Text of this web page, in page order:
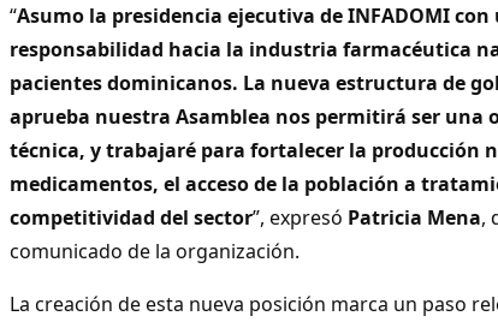
“Asumo la presidencia ejecutiva de INFADOMI
responsabilidad hacia la industria farmacéutica
pacientes dominicanos. La nueva estructura de
aprueba nuestra Asamblea nos permitirá ser una
técnica, y trabajaré para fortalecer la producción
medicamentos, el acceso de la población a
competitividad del sector”, expresó Patricia Mena,
comunicado de la organización.
La creación de esta nueva posición marca un paso